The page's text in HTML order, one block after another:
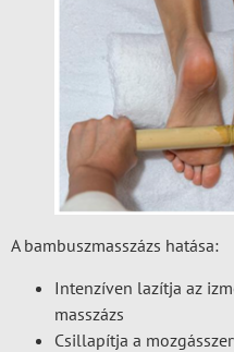
A bambuszmasszázs hatása:
Intenzíven lazítja az
masszázs
Csillapítja a